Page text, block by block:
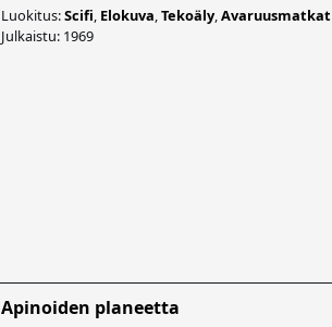
Luokitus:Scifi, Elokuva,Tekoäly,Avaruusmatkat
Julkaistu: 1969
Apinoiden planeetta